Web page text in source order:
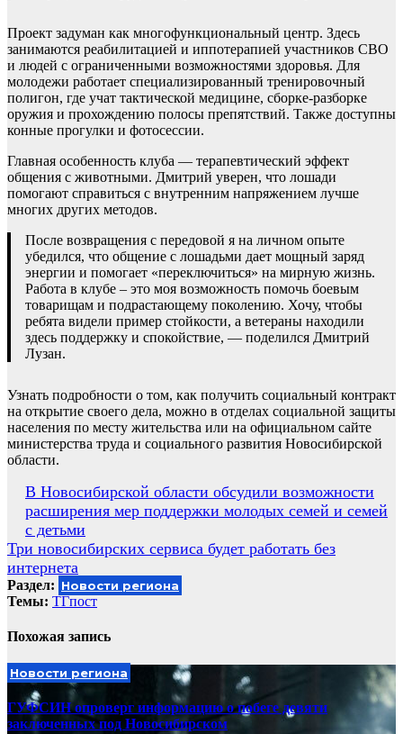
Проект задуман как многофункциональный центр. Здесь
занимаются реабилитацией и иппотерапией участников СВО
и людей с ограниченными возможностями здоровья. Для
молодежи работает специализированный тренировочный
полигон, где учат тактической медицине, сборке-разборке
оружия и прохождению полосы препятствий. Также доступны
конные прогулки и фотосессии.
Главная особенность клуба — терапевтический эффект
общения с животными. Дмитрий уверен, что лошади
помогают справиться с внутренним напряжением лучше
многих других методов.
После возвращения с передовой я на личном опыте
убедился, что общение с лошадьми дает мощный заряд
энергии и помогает «переключиться» на мирную жизнь.
Работа в клубе – это моя возможность помочь боевым
товарищам и подрастающему поколению. Хочу, чтобы
ребята видели пример стойкости, а ветераны находили
здесь поддержку и спокойствие, — поделился Дмитрий
Лузан.
Узнать подробности о том, как получить социальный контракт
на открытие своего дела, можно в отделах социальной защиты
населения по месту жительства или на официальном сайте
министерства труда и социального развития Новосибирской
области.
Навигация
по
записям
В Новосибирской области обсудили возможности
расширения мер поддержки молодых семей и семей
с детьми
Три новосибирских сервиса будет работать без
интернета
Раздел: Новости региона
Темы: ТГпост
Похожая запись
Новости региона
ГУФСИН опроверг информацию о побеге девяти
заключенных под Новосибирском